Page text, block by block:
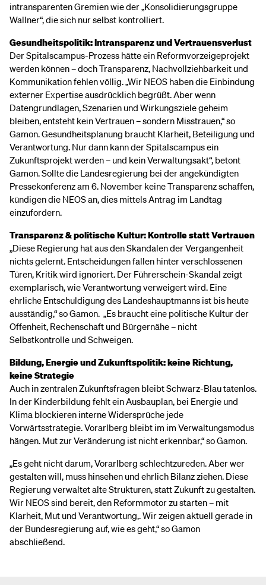
intransparenten Gremien wie der „Konsolidierungsgruppe
Wallner“, die sich nur selbst kontrolliert.
Gesundheitspolitik: Intransparenz und Vertrauensverlust
Der Spitalscampus-Prozess hätte ein Reformvorzeigeprojekt
werden können – doch Transparenz, Nachvollziehbarkeit und
Kommunikation fehlen völlig. „Wir NEOS haben die Einbindung
externer Expertise ausdrücklich begrüßt. Aber wenn
Datengrundlagen, Szenarien und Wirkungsziele geheim
bleiben, entsteht kein Vertrauen – sondern Misstrauen,“ so
Gamon. Gesundheitsplanung braucht Klarheit, Beteiligung und
Verantwortung. Nur dann kann der Spitalscampus ein
Zukunftsprojekt werden – und kein Verwaltungsakt“, betont
Gamon. Sollte die Landesregierung bei der angekündigten
Pressekonferenz am 6. November keine Transparenz schaffen,
kündigen die NEOS an, dies mittels Antrag im Landtag
einzufordern.
Transparenz & politische Kultur: Kontrolle statt Vertrauen
„Diese Regierung hat aus den Skandalen der Vergangenheit
nichts gelernt. Entscheidungen fallen hinter verschlossenen
Türen, Kritik wird ignoriert. Der Führerschein-Skandal zeigt
exemplarisch, wie Verantwortung verweigert wird. Eine
ehrliche Entschuldigung des Landeshauptmanns ist bis heute
ausständig,“ so Gamon. „Es braucht eine politische Kultur der
Offenheit, Rechenschaft und Bürgernähe – nicht
Selbstkontrolle und Schweigen.
Bildung, Energie und Zukunftspolitik: keine Richtung,
keine Strategie
Auch in zentralen Zukunftsfragen bleibt Schwarz-Blau tatenlos.
In der Kinderbildung fehlt ein Ausbauplan, bei Energie und
Klima blockieren interne Widersprüche jede
Vorwärtsstrategie. Vorarlberg bleibt im im Verwaltungsmodus
hängen. Mut zur Veränderung ist nicht erkennbar,“ so Gamon.
„Es geht nicht darum, Vorarlberg schlechtzureden. Aber wer
gestalten will, muss hinsehen und ehrlich Bilanz ziehen. Diese
Regierung verwaltet alte Strukturen, statt Zukunft zu gestalten.
Wir NEOS sind bereit, den Reformmotor zu starten – mit
Klarheit, Mut und Verantwortung,. Wir zeigen aktuell gerade in
der Bundesregierung auf, wie es geht,“ so Gamon
abschließend.